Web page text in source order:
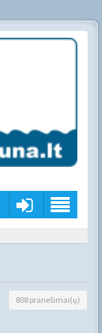
808 pranešimai(ų)